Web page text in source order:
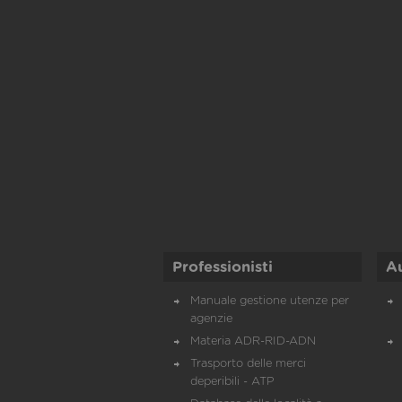
Professionisti
Manuale gestione utenze per
agenzie
Materia ADR-RID-ADN
Trasporto delle merci
deperibili - ATP